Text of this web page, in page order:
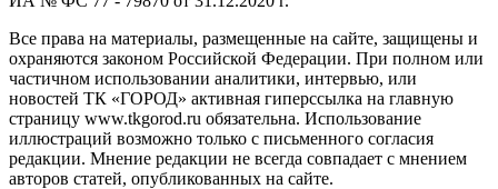
Все права на материалы, размещенные на сайте, защищены и
охраняются законом Российской Федерации. При полном или
частичном использовании аналитики, интервью, или
новостей ТК «ГОРОД» активная гиперссылка на главную
страницу www.tkgorod.ru обязательна. Использование
иллюстраций возможно только с письменного согласия
редакции. Мнение редакции не всегда совпадает с мнением
авторов статей, опубликованных на сайте.